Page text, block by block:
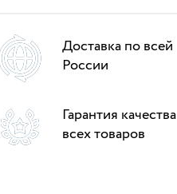
Доставка по всей
России
Гарантия качества
всех товаров